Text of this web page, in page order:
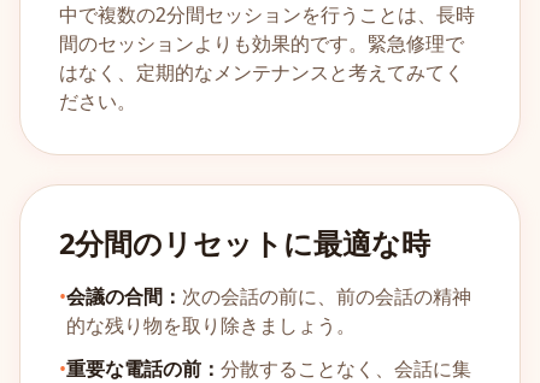
中で複数の2分間セッションを行うことは、長時
間のセッションよりも効果的です。緊急修理で
はなく、定期的なメンテナンスと考えてみてく
ださい。
2分間のリセットに最適な時
•会議の合間： 次の会話の前に、前の会話の精神
的な残り物を取り除きましょう。
•重要な電話の前： 分散することなく、会話に集